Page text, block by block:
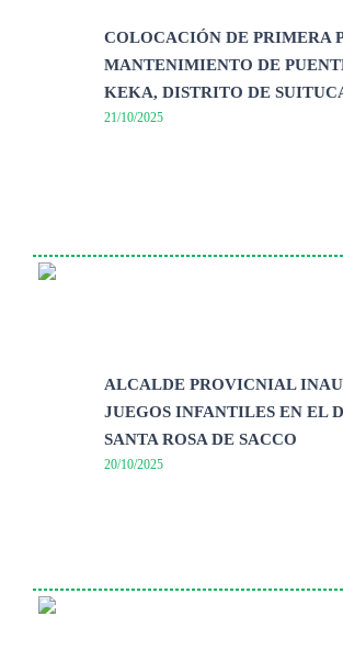
COLOCACIÓN DE PRIMERA
MANTENIMIENTO DE
KEKA, DISTRITO DE
21/10/2025
ALCALDE PROVICNIAL
JUEGOS INFANTILES EN EL
SANTA ROSA DE SACCO
20/10/2025